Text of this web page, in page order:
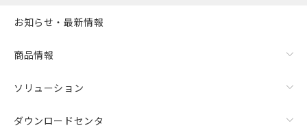
お知らせ・最新情報
商品情報
ソリューション
ダウンロードセンタ